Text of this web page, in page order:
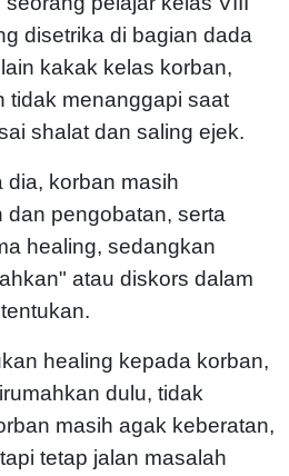
disetrika di bagian dada
kakak kelas korban,
tidak menanggapi saat
shalat dan saling ejek.
dia, korban masih
dan pengobatan, serta
healing, sedangkan
atau diskors dalam
healing kepada korban,
dulu, tidak
masih agak keberatan,
tetap jalan masalah